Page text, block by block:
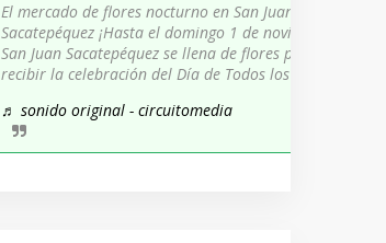
El mercado de flores nocturno en San Juan
Sacatepéquez ¡Hasta el domingo 1 de noviembre,
San Juan Sacatepéquez se llena de flores para
recibir la celebración del Día de Todos los Santos!
♬ sonido original - circuitomedia